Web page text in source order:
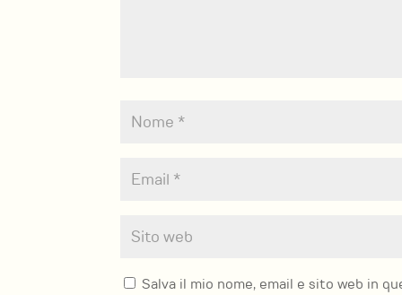
Salva il mio nome, email e sito web in